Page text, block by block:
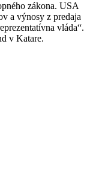
zákona. USA
a výnosy z predaja
vláda“.
v Katare.